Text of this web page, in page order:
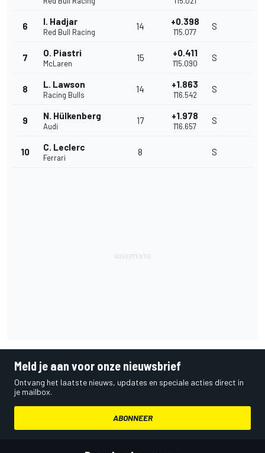
6 I. Hadjar
Red Bull Racing
14 +0.398
1'15.077
S
7 O. Piastri
McLaren
15 +0.411
1'15.090
S
8 L. Lawson
Racing Bulls
14 +1.863
1'16.542
S
9 N. Hülkenberg
Audi
17 +1.978
1'16.657
S
10 C. Leclerc
Ferrari
8 S
Meld je aan voor onze nieuwsbrief
Ontvang het laatste nieuws, updates en speciale acties direct in
je mailbox.
ABONNEER